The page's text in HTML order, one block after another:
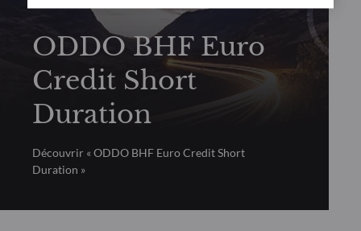
ODDO BHF Euro
Credit Short
Duration
Découvrir « ODDO BHF Euro Credit Short
Duration »